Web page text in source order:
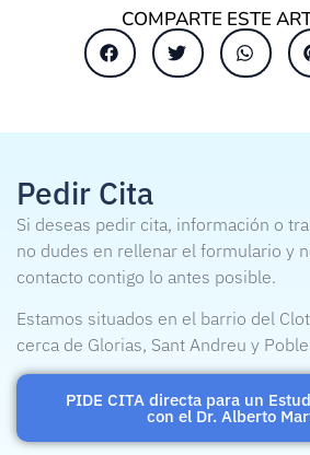
COMPARTE ESTE
Pedir Cita
Si deseas pedir cita, información o
no dudes en rellenar el formulario y
contacto contigo lo antes posible.
Estamos situados en el barrio del
cerca de Glorias, Sant Andreu y
PIDE CITA directa para un
con el Dr. Alberto